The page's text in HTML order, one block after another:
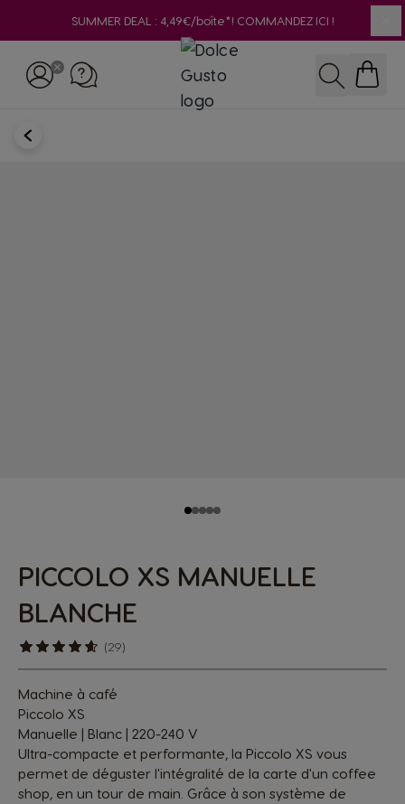
SUMMER DEAL : 4,49€/boîte*! COMMANDEZ ICI !
Rechercher
RETOUR
PICCOLO XS MANUELLE
BLANCHE
(29)
Machine à café
Piccolo XS
Manuelle | Blanc | 220-240 V
Ultra-compacte et performante, la Piccolo XS vous
permet de déguster l'intégralité de la carte d'un coffee
shop, en un tour de main. Grâce à son système de